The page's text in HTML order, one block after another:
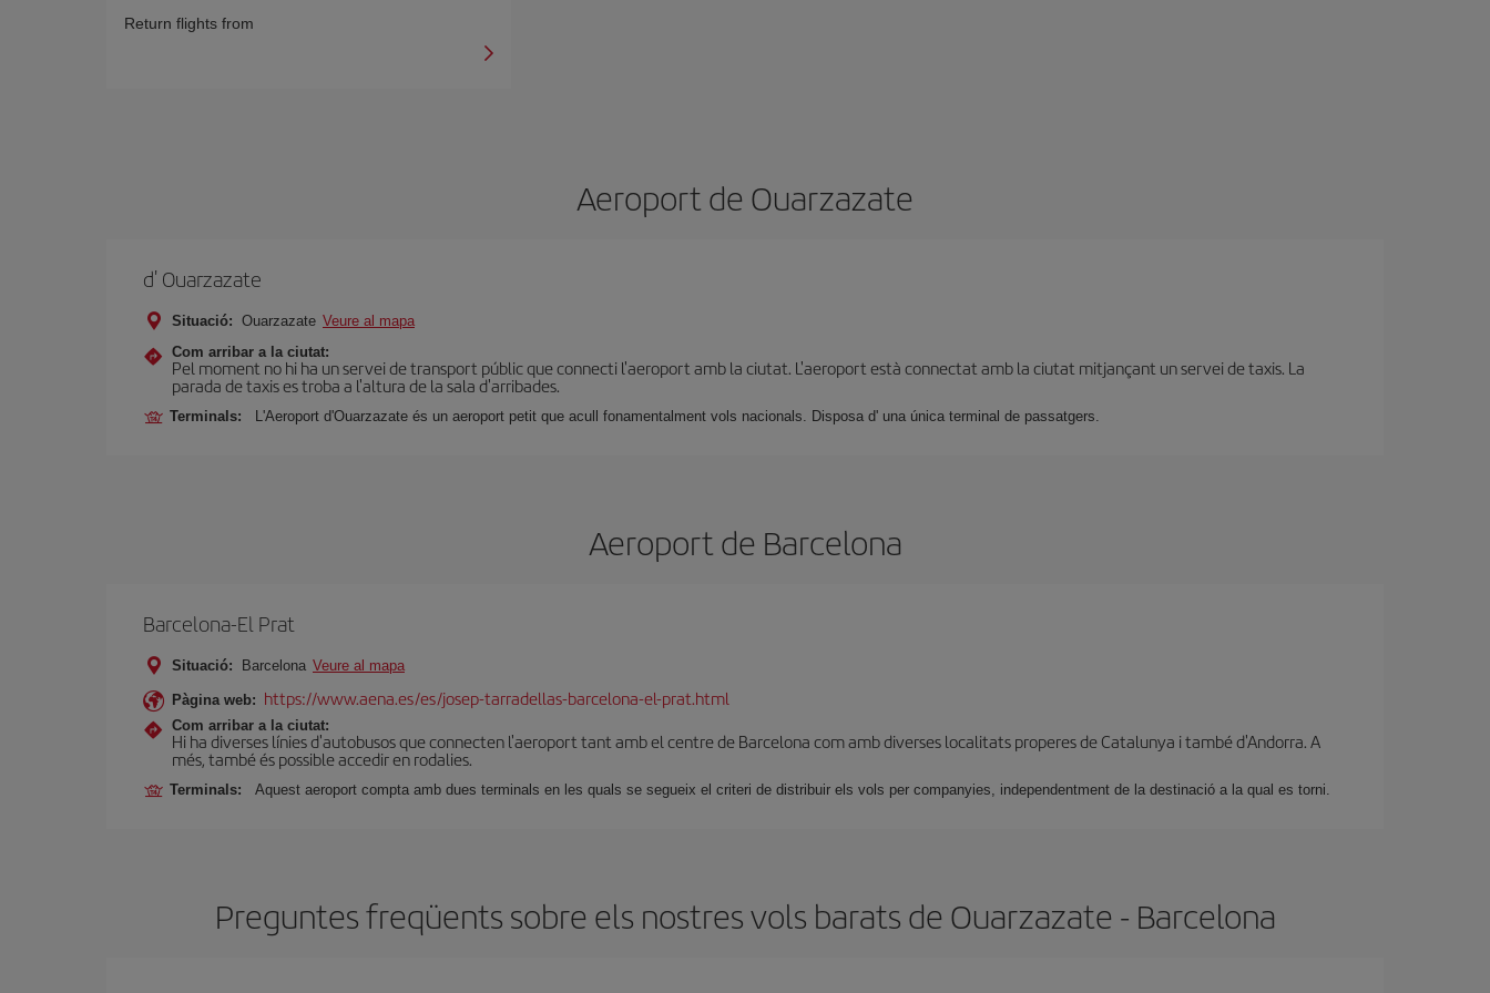
Return flights from
Aeroport de Ouarzazate
d' Ouarzazate
Situació: Ouarzazate Veure al mapa
Com arribar a la ciutat:
Pel moment no hi ha un servei de transport públic que connecti l'aeroport amb la ciutat. L'aeroport està connectat amb la ciutat mitjançant un servei de taxis. La
parada de taxis es troba a l'altura de la sala d'arribades.
Terminals: L'Aeroport d'Ouarzazate és un aeroport petit que acull fonamentalment vols nacionals. Disposa d' una única terminal de passatgers.
Aeroport de Barcelona
Barcelona-El Prat
Situació: Barcelona Veure al mapa
Pàgina web: https://www.aena.es/es/josep-tarradellas-barcelona-el-prat.html
Com arribar a la ciutat:
Hi ha diverses línies d'autobusos que connecten l'aeroport tant amb el centre de Barcelona com amb diverses localitats properes de Catalunya i també d'Andorra. A
més, també és possible accedir en rodalies.
Terminals: Aquest aeroport compta amb dues terminals en les quals se segueix el criteri de distribuir els vols per companyies, independentment de la destinació a la qual es torni.
Preguntes freqüents sobre els nostres vols barats de Ouarzazate - Barcelona